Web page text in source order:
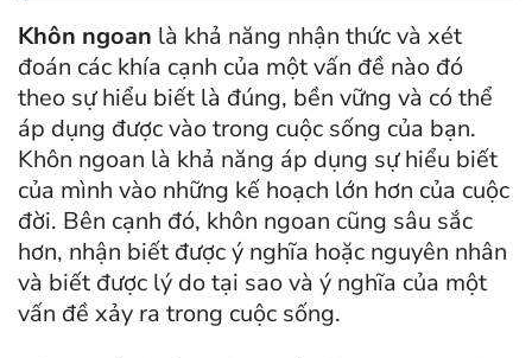
Khôn ngoan là khả năng nhận thức và xét
đoán các khía cạnh của một vấn đề nào đó
theo sự hiểu biết là đúng, bền vững và có thể
áp dụng được vào trong cuộc sống của bạn.
Khôn ngoan là khả năng áp dụng sự hiểu biết
của mình vào những kế hoạch lớn hơn của cuộc
đời. Bên cạnh đó, khôn ngoan cũng sâu sắc
hơn, nhận biết được ý nghĩa hoặc nguyên nhân
và biết được lý do tại sao và ý nghĩa của một
vấn đề xảy ra trong cuộc sống.